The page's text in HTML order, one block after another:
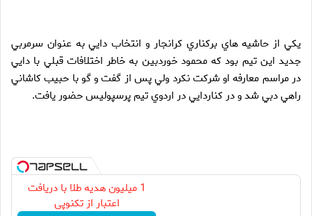
يكي از حاشيه هاي بركناري كرانجار و انتخاب دايي به عنوان سرمربي
جديد اين تيم بود كه محمود خوردبين به خاطر اختلافات قبلي با دايي
در مراسم معارفه او شركت نكرد ولي پس از گفت و گو با حبيب كاشاني
راهي دبي شد و در كناردايي در اردوي تيم پرسپوليس حضور يافت.
1 میلیون هدیه طلا با دریافت
اعتبار از تکنوپی